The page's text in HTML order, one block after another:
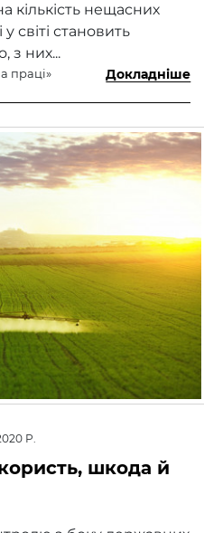
кількість нещасних
світі становить
з них...
праці» Докладніше
Р.
шкода й